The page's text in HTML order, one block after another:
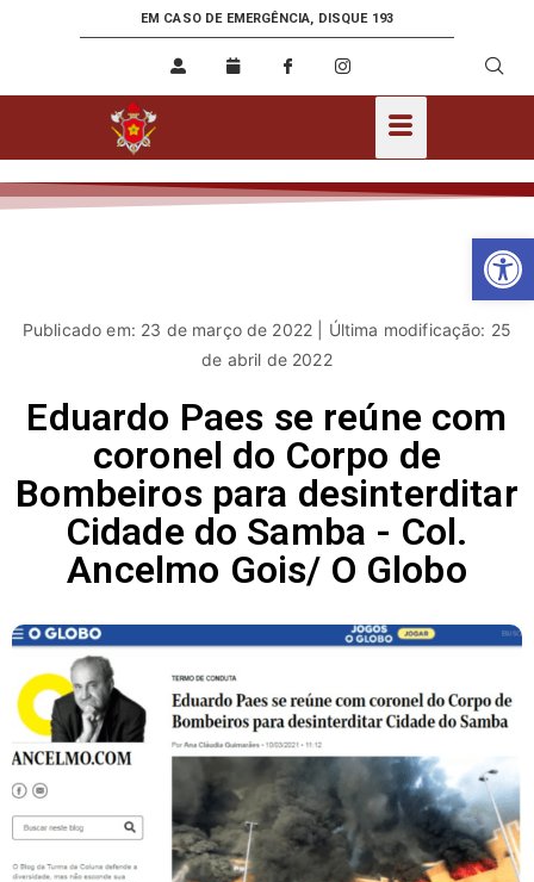
EM CASO DE EMERGÊNCIA, DISQUE 193
Publicado em: 23 de março de 2022 | Última modificação: 25
de abril de 2022
Eduardo Paes se reúne com
coronel do Corpo de
Bombeiros para desinterditar
Cidade do Samba - Col.
Ancelmo Gois/ O Globo